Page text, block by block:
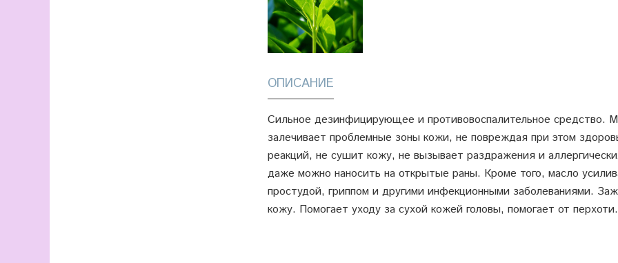
ОПИСАНИЕ
Сильное дезинфицирующее и противовоспалительное средство.
залечивает проблемные зоны кожи, не повреждая при этом
реакций, не сушит кожу, не вызывает раздражения и
даже можно наносить на открытые раны. Кроме того, масло
простудой, гриппом и другими инфекционными заболеваниями.
кожу. Помогает уходу за сухой кожей головы, помогает от перхоти.